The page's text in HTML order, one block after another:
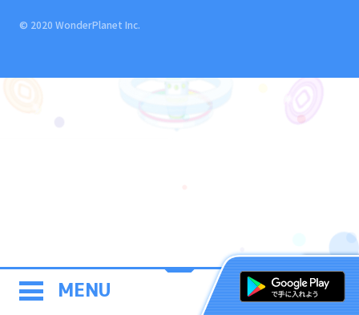
MENU
© 2020 WonderPlanet Inc.